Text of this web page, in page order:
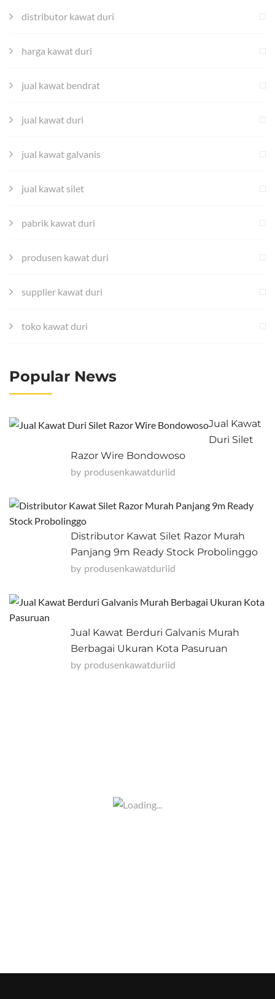
distributor kawat duri
harga kawat duri
jual kawat bendrat
jual kawat duri
jual kawat galvanis
jual kawat silet
pabrik kawat duri
produsen kawat duri
supplier kawat duri
toko kawat duri
Popular News
Jual Kawat
Duri Silet
Razor Wire Bondowoso
by Produsenkawatduriid
Distributor Kawat Silet Razor Murah
Panjang 9m Ready Stock Probolinggo
by Produsenkawatduriid
Jual Kawat Berduri Galvanis Murah
Berbagai Ukuran Kota Pasuruan
by Produsenkawatduriid